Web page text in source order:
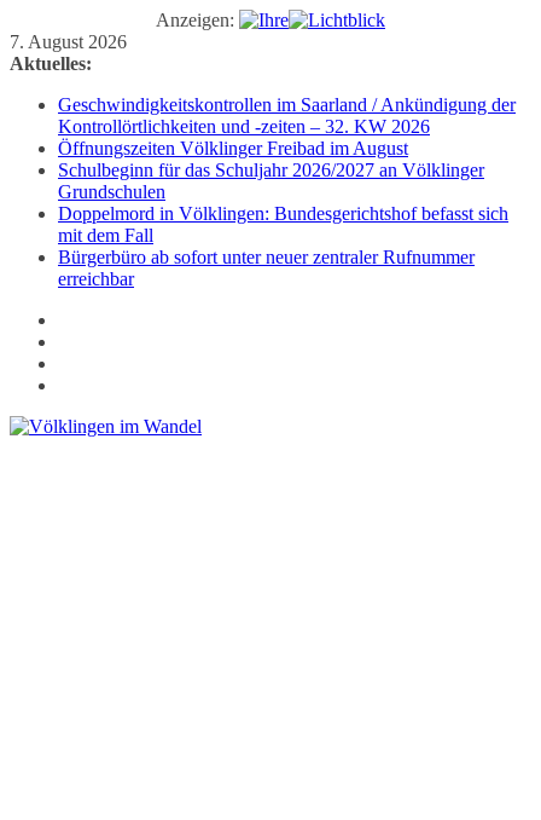
Anzeigen:
Zum
Inhalt
7. August 2026
Aktuelles:
Geschwindigkeitskontrollen im Saarland / Ankündigung der
Kontrollörtlichkeiten und -zeiten – 32. KW 2026
Öffnungszeiten Völklinger Freibad im August
Schulbeginn für das Schuljahr 2026/2027 an Völklinger
Grundschulen
Doppelmord in Völklingen: Bundesgerichtshof befasst sich
mit dem Fall
Bürgerbüro ab sofort unter neuer zentraler Rufnummer
erreichbar